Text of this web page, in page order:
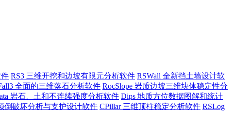
RS3 三维开挖和边坡有限元分析软件 RSWall 全新挡土墙设计软
全面的三维落石分析软件 RocSlope 岩质边坡三维块体稳定性分
岩石、土和不连续强度分析软件 Dips 地质方位数据图解和统计
倒破坏分析与支护设计软件 CPillar 三维顶柱稳定分析软件 RSLog